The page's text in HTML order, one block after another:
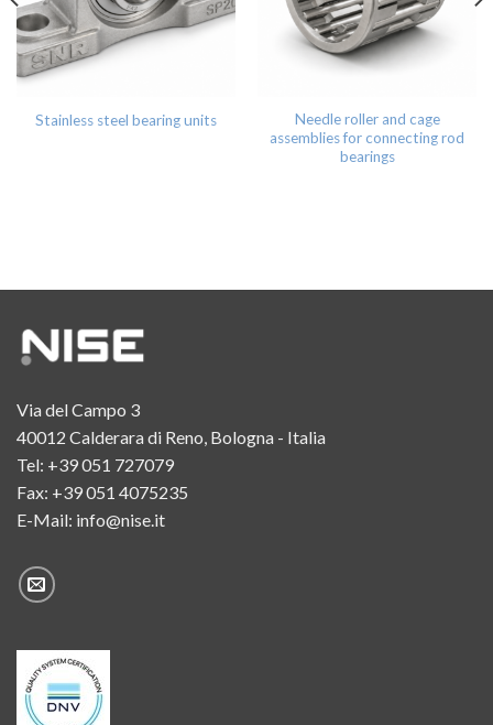
Stainless steel bearing units
Needle roller and cage
assemblies for connecting rod
bearings
Via del Campo 3
40012 Calderara di Reno, Bologna - Italia
Tel: +39 051 727079
Fax: +39 051 4075235
E-Mail: info@nise.it